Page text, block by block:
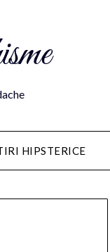
HIPSTERICE